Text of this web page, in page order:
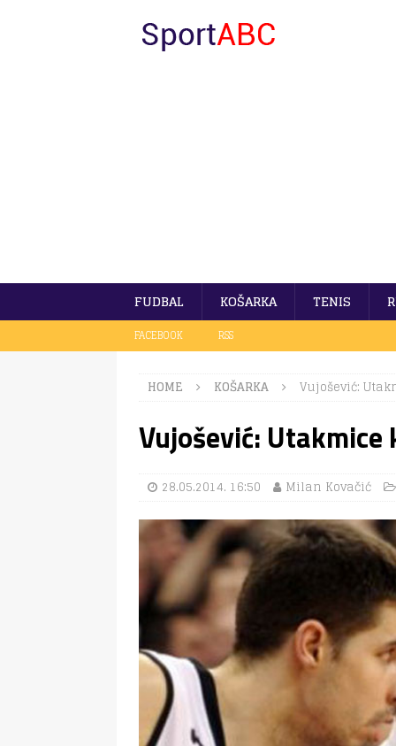
FUDBAL KOŠARKA TENIS
FACEBOOK RSS
HOME KOŠARKA Vujošević:
Vujošević: Utakmice
28.05.2014. 16:50 Milan Kovačić